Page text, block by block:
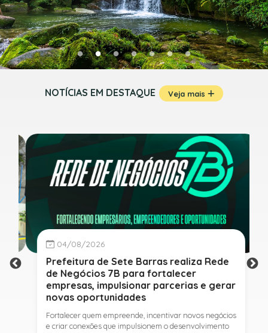
NOTÍCIAS EM DESTAQUE Veja mais
04/08/2026
Prefeitura de Sete Barras realiza Rede
de Negócios 7B para fortalecer
empresas, impulsionar parcerias e gerar
novas oportunidades
Fortalecer quem empreende, incentivar novos negócios
e criar conexões que impulsionem o desenvolvimento